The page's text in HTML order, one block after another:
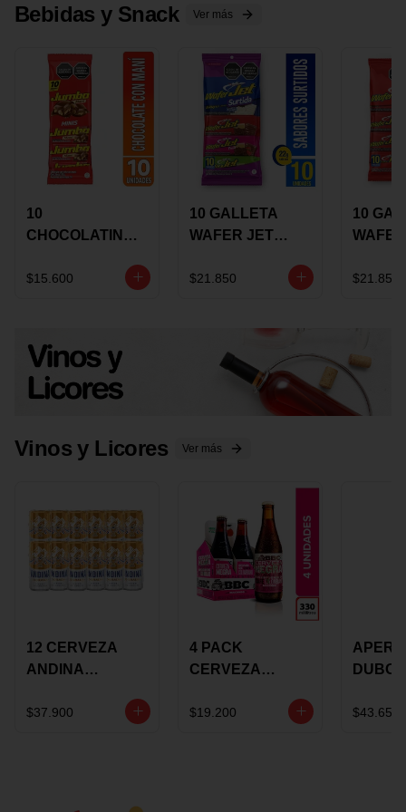
Bebidas y Snack Ver más
10
CHOCOLATINA
17 GRS
$15.600
10 GALLETA
WAFER JET
GRS
$21.850
10
GRS
$21.850
Vinos y Licores Ver más
12 CERVEZA
ANDINA
LATON
$37.900
4 PACK
CERVEZA
ROSE BBC
$19.200
VINO
$43.650